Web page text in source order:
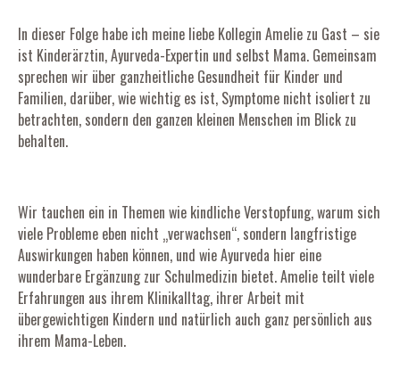
In dieser Folge habe ich meine liebe Kollegin Amelie zu Gast – sie
ist Kinderärztin, Ayurveda-Expertin und selbst Mama. Gemeinsam
sprechen wir über ganzheitliche Gesundheit für Kinder und
Familien, darüber, wie wichtig es ist, Symptome nicht isoliert zu
betrachten, sondern den ganzen kleinen Menschen im Blick zu
behalten.
Wir tauchen ein in Themen wie kindliche Verstopfung, warum sich
viele Probleme eben nicht „verwachsen“, sondern langfristige
Auswirkungen haben können, und wie Ayurveda hier eine
wunderbare Ergänzung zur Schulmedizin bietet. Amelie teilt viele
Erfahrungen aus ihrem Klinikalltag, ihrer Arbeit mit
übergewichtigen Kindern und natürlich auch ganz persönlich aus
ihrem Mama-Leben.